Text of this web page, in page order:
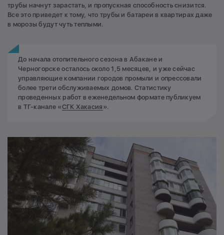
трубы начнут зарастать, и пропускная способность снизится.
Все это приведет к тому, что трубы и батареи в квартирах даже
в морозы будут чуть теплыми.
До начала отопительного сезона в Абакане и
Черногорске осталось около 1,5 месяцев, и уже сейчас
управляющие компании городов промыли и опрессовали
более трети обслуживаемых домов. Статистику
проведенных работ в еженедельном формате публикуем
в ТГ-канале «СГК Хакасия ».